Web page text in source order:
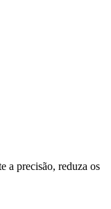
a precisão, reduza os